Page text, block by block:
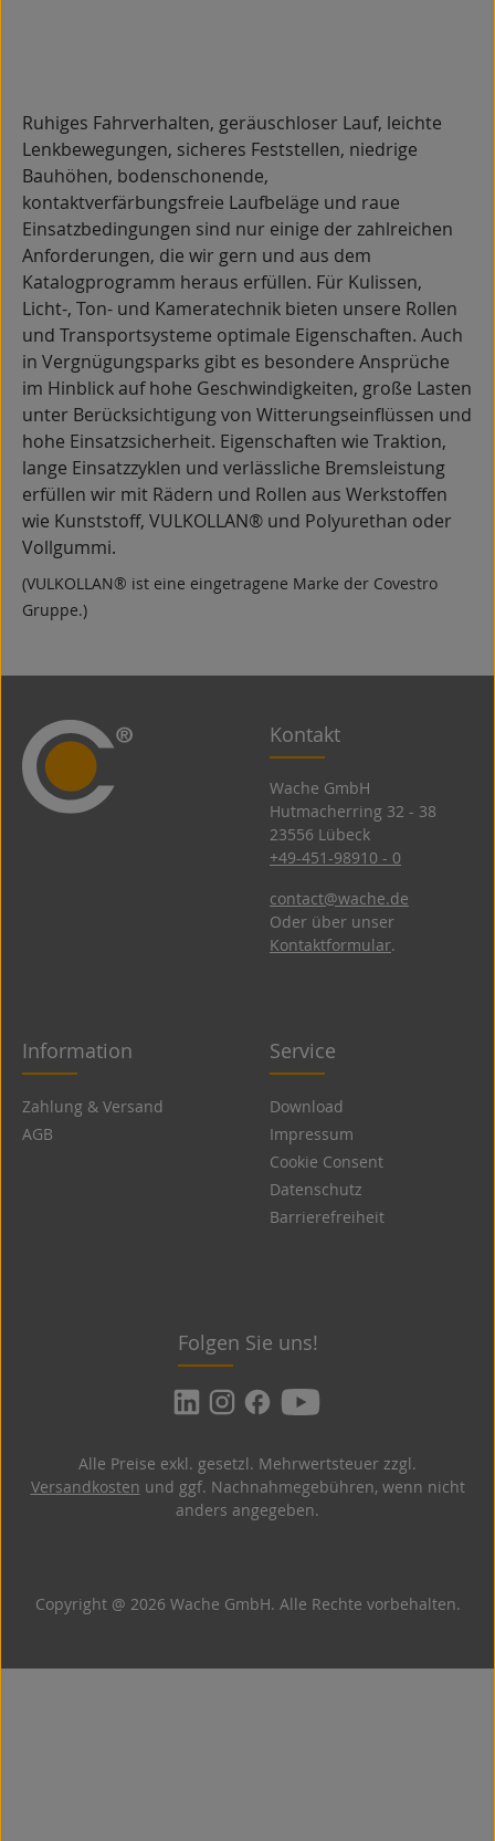
Ruhiges Fahrverhalten, geräuschloser Lauf, leichte
Lenkbewegungen, sicheres Feststellen, niedrige
Bauhöhen, bodenschonende,
kontaktverfärbungsfreie Laufbeläge und raue
Einsatzbedingungen sind nur einige der zahlreichen
Anforderungen, die wir gern und aus dem
Katalogprogramm heraus erfüllen. Für Kulissen,
Licht-, Ton- und Kameratechnik bieten unsere Rollen
und Transportsysteme optimale Eigenschaften. Auch
in Vergnügungsparks gibt es besondere Ansprüche
im Hinblick auf hohe Geschwindigkeiten, große Lasten
unter Berücksichtigung von Witterungseinflüssen und
hohe Einsatzsicherheit. Eigenschaften wie Traktion,
lange Einsatzzyklen und verlässliche Bremsleistung
erfüllen wir mit Rädern und Rollen aus Werkstoffen
wie Kunststoff, VULKOLLAN® und Polyurethan oder
Vollgummi.
(VULKOLLAN® ist eine eingetragene Marke der Covestro
Gruppe.)
Kontakt
Wache GmbH
Hutmacherring 32 ­- 38
23556 Lübeck
+49-451-98910 - 0
contact@wache.de
Oder über unser
Kontaktformular.
Information
Zahlung & Versand
AGB
Service
Download
Impressum
Cookie Consent
Datenschutz
Barrierefreiheit
Folgen Sie uns!
Copyright @ 2026 Wache GmbH. Alle Rechte vorbehalten.
Alle Preise exkl. gesetzl. Mehrwertsteuer zzgl.
Versandkosten und ggf. Nachnahmegebühren, wenn nicht
anders angegeben.